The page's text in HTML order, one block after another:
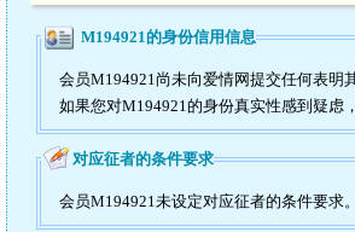
M194921的身份信用信息
会员M194921尚未向爱情网提交任何表明
如果您对M194921的身份真实性感到疑虑
对应征者的条件要求
会员M194921未设定对应征者的条件要求。